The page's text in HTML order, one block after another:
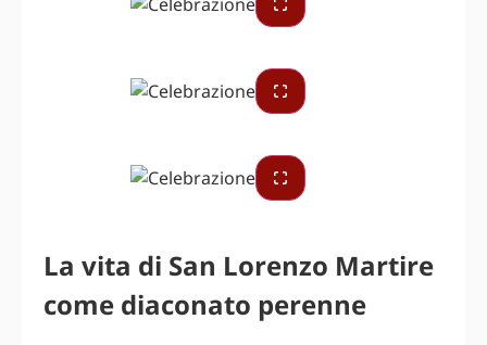
La vita di San Lorenzo Martire
come diaconato perenne